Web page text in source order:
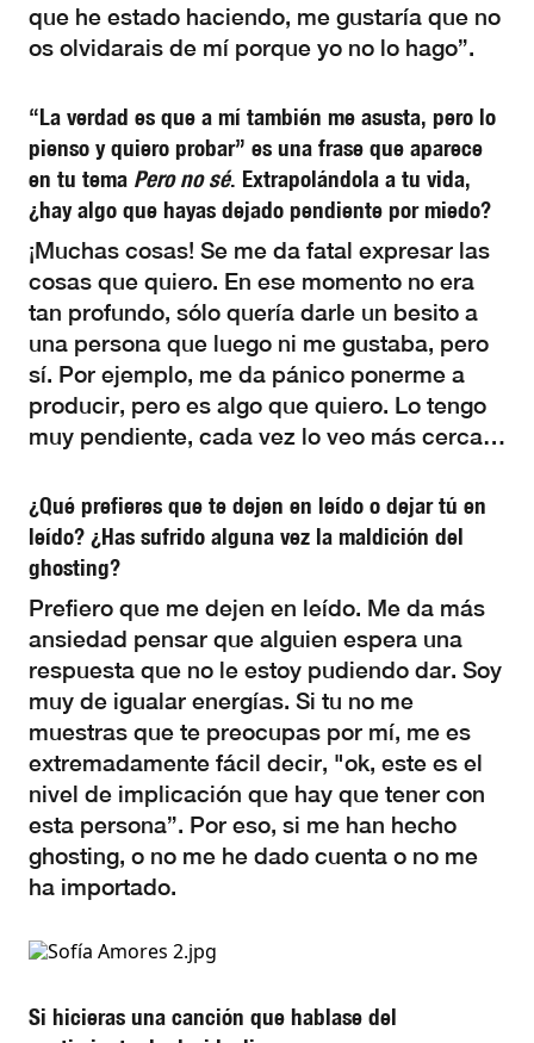
que he estado haciendo, me gustaría que no
os olvidarais de mí porque yo no lo hago”.
“La verdad es que a mí también me asusta, pero lo
pienso y quiero probar” es una frase que aparece
en tu tema Pero no sé. Extrapolándola a tu vida,
¿hay algo que hayas dejado pendiente por miedo?
¡Muchas cosas! Se me da fatal expresar las
cosas que quiero. En ese momento no era
tan profundo, sólo quería darle un besito a
una persona que luego ni me gustaba, pero
sí. Por ejemplo, me da pánico ponerme a
producir, pero es algo que quiero. Lo tengo
muy pendiente, cada vez lo veo más cerca…
¿Qué prefieres que te dejen en leído o dejar tú en
leído? ¿Has sufrido alguna vez la maldición del
ghosting?
Prefiero que me dejen en leído. Me da más
ansiedad pensar que alguien espera una
respuesta que no le estoy pudiendo dar. Soy
muy de igualar energías. Si tu no me
muestras que te preocupas por mí, me es
extremadamente fácil decir, "ok, este es el
nivel de implicación que hay que tener con
esta persona”. Por eso, si me han hecho
ghosting, o no me he dado cuenta o no me
ha importado.
Si hicieras una canción que hablase del